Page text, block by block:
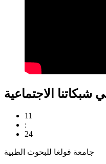
شبكاتنا الاجتماعية
11
:
24
جامعة فولغا للبحوث الطبية